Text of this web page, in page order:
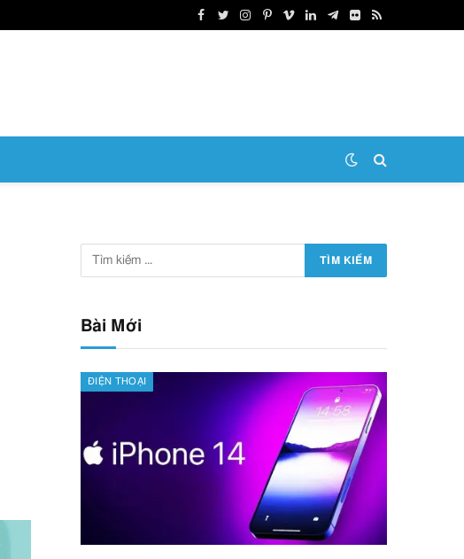
Facebook
TwitterInstagram
Pinterest
VimeoLinkedInTelegram
FlickrRSS
Bài Mới
ĐIỆN THOẠI